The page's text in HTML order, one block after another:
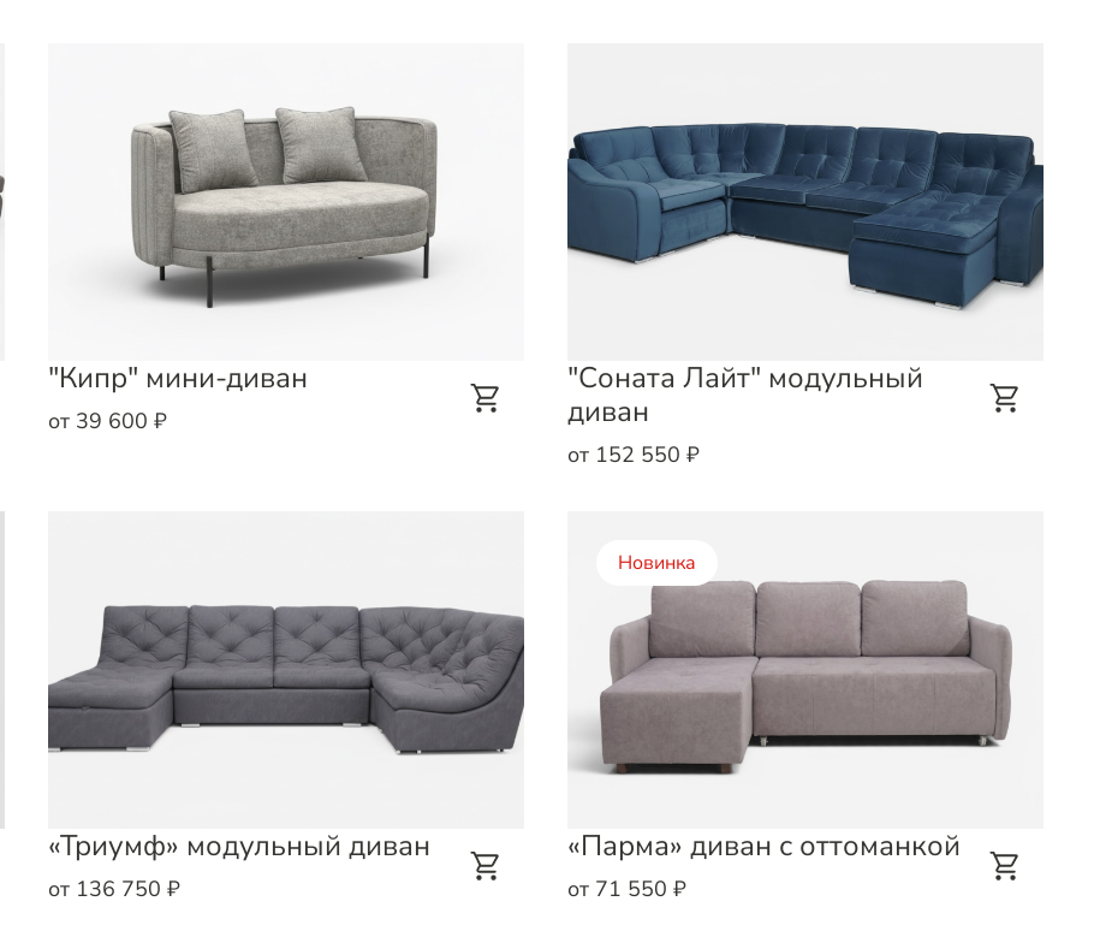
"Кипр" мини-диван
от 39 600 ₽
"Соната Лайт" модульный
диван
от 152 550 ₽
«Триумф» модульный диван
от 136 750 ₽
Новинка
«Парма» диван с оттоманкой
от 71 550 ₽